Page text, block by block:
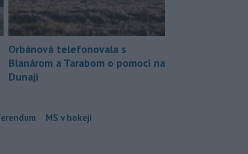
Orbánová telefonovala s
Blanárom a Tarabom o pomoci na
Dunaji
MS v hokeji